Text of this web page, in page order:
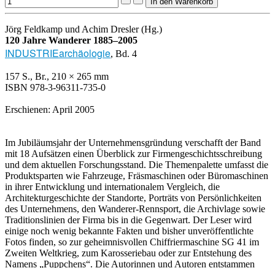
Jörg Feldkamp und Achim Dresler (Hg.)
120 Jahre Wanderer 1885–2005
INDUSTRIEarchäologie, Bd. 4
157 S., Br., 210 × 265 mm
ISBN 978-3-96311-735-0
Erschienen: April 2005
Im Jubiläumsjahr der Unternehmensgründung verschafft der Band
mit 18 Aufsätzen einen Überblick zur Firmengeschichtsschreibung
und dem aktuellen Forschungsstand. Die Themenpalette umfasst die
Produktsparten wie Fahrzeuge, Fräsmaschinen oder Büromaschinen
in ihrer Entwicklung und internationalem Vergleich, die
Architekturgeschichte der Standorte, Porträts von Persönlichkeiten
des Unternehmens, den Wanderer-Rennsport, die Archivlage sowie
Traditionslinien der Firma bis in die Gegenwart. Der Leser wird
einige noch wenig bekannte Fakten und bisher unveröffentlichte
Fotos finden, so zur geheimnisvollen Chiffriermaschine SG 41 im
Zweiten Weltkrieg, zum Karosseriebau oder zur Entstehung des
Namens „Puppchens“. Die Autorinnen und Autoren entstammen